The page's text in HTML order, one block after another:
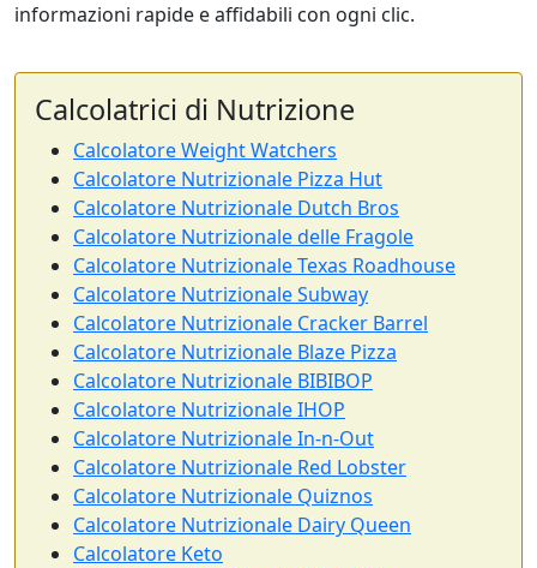
informazioni rapide e affidabili con ogni clic.
Calcolatrici di Nutrizione
Calcolatore Weight Watchers
Calcolatore Nutrizionale Pizza Hut
Calcolatore Nutrizionale Dutch Bros
Calcolatore Nutrizionale delle Fragole
Calcolatore Nutrizionale Texas Roadhouse
Calcolatore Nutrizionale Subway
Calcolatore Nutrizionale Cracker Barrel
Calcolatore Nutrizionale Blaze Pizza
Calcolatore Nutrizionale BIBIBOP
Calcolatore Nutrizionale IHOP
Calcolatore Nutrizionale In-n-Out
Calcolatore Nutrizionale Red Lobster
Calcolatore Nutrizionale Quiznos
Calcolatore Nutrizionale Dairy Queen
Calcolatore Keto